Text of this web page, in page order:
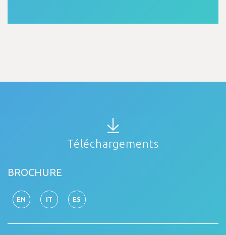
Téléchargements
BROCHURE
EN IT ES